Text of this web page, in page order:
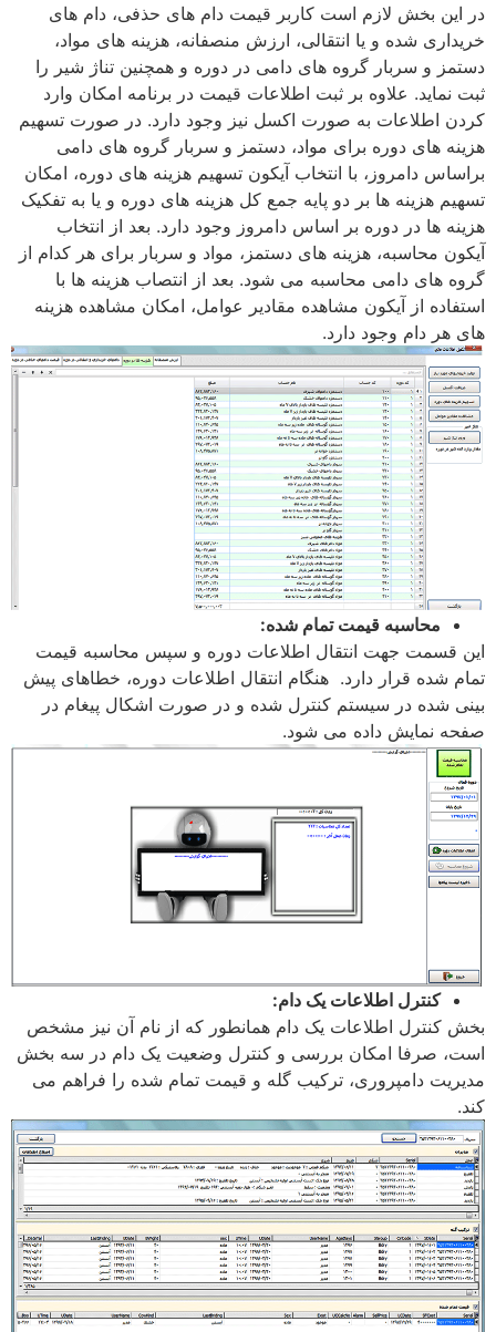
در این بخش لازم است کاربر قیمت دام های حذفی، دام های
خریداری شده و یا انتقالی، ارزش منصفانه، هزینه های مواد،
دستمز و سربار گروه های دامی در دوره و همچنین تناژ شیر را
ثبت نماید. علاوه بر ثبت اطلاعات قیمت در برنامه امکان وارد
کردن اطلاعات به صورت اکسل نیز وجود دارد. در صورت تسهیم
هزینه های دوره برای مواد، دستمز و سربار گروه های دامی
براساس دامروز، با انتخاب آیکون تسهیم هزینه های دوره، امکان
تسهیم هزینه ها بر دو پایه جمع کل هزینه های دوره و یا به تفکیک
هزینه ها در دوره بر اساس دامروز وجود دارد. بعد از انتخاب
آیکون محاسبه، هزینه های دستمز، مواد و سربار برای هر کدام از
گروه های دامی محاسبه می شود. بعد از انتصاب هزینه ها با
استفاده از آیکون مشاهده مقادیر عوامل، امکان مشاهده هزینه
های هر دام وجود دارد.
محاسبه قیمت تمام شده:
این قسمت جهت انتقال اطلاعات دوره و سپس محاسبه قیمت
تمام شده قرار دارد. هنگام انتقال اطلاعات دوره، خطاهای پیش
بینی شده در سیستم کنترل شده و در صورت اشکال پیغام در
صفحه نمایش داده می شود.
کنترل اطلاعات یک دام:
بخش کنترل اطلاعات یک دام همانطور که از نام آن نیز مشخص
است، صرفا امکان بررسی و کنترل وضعیت یک دام در سه بخش
مدیریت دامپروری، ترکیب گله و قیمت تمام شده را فراهم می
کند.